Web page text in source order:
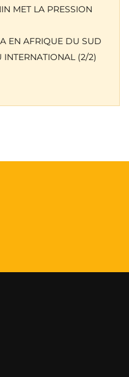
MET LA PRESSION
EN AFRIQUE DU SUD
(2/2)